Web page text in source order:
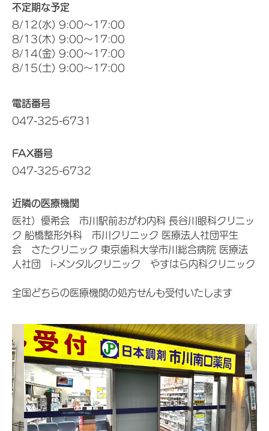
不定期な予定
8/12(水) 9:00～17:00
8/13(木) 9:00～17:00
8/14(金) 9:00～17:00
8/15(土) 9:00～17:00
電話番号
047-325-6731
FAX番号
047-325-6732
近隣の医療機関
医社）優希会 市川駅前おがわ内科 長谷川眼科クリニッ
ク 船橋整形外科 市川クリニック 医療法人社団平生
会 さたクリニック 東京歯科大学市川総合病院 医療法
人社団 i-メンタルクリニック やすはら内科クリニック
全国どちらの医療機関の処方せんも受付いたします